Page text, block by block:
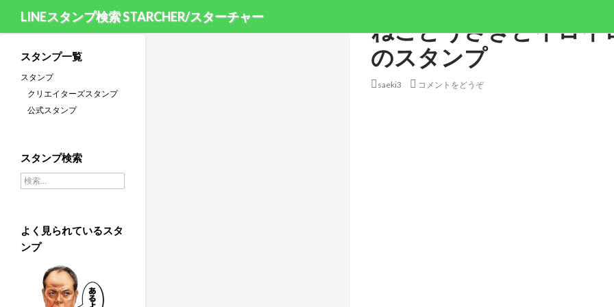
LINEスタンプ検索 STARCHER/スターチャー
ねことうさぎとイロイ
のスタンプ
saeki3 コメントをどうぞ
スタンプ一覧
スタンプ
クリエイターズスタンプ
公式スタンプ
スタンプ検索
検索:
よく見られているスタ
ンプ